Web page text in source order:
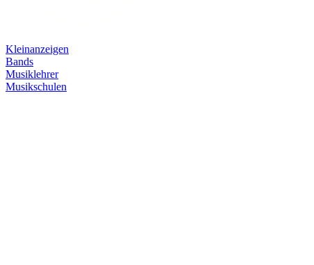
Kleinanzeigen
Bands
Musiklehrer
Musikschulen